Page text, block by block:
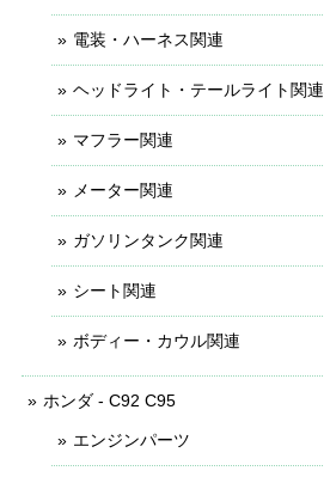
電装・ハーネス関連
ヘッドライト・テールライト関連
マフラー関連
メーター関連
ガソリンタンク関連
シート関連
ボディー・カウル関連
ホンダ - C92 C95
エンジンパーツ